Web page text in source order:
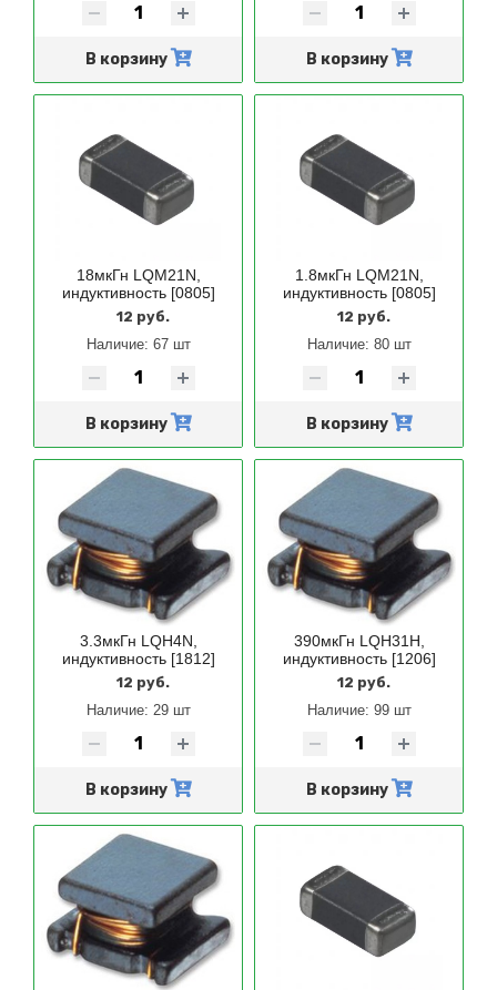
В корзину В корзину
18мкГн LQM21N,
индуктивность [0805]
12 руб.
Наличие: 67 шт
В корзину
1.8мкГн LQM21N,
индуктивность [0805]
12 руб.
Наличие: 80 шт
В корзину
3.3мкГн LQH4N,
индуктивность [1812]
12 руб.
Наличие: 29 шт
В корзину
390мкГн LQH31H,
индуктивность [1206]
12 руб.
Наличие: 99 шт
В корзину